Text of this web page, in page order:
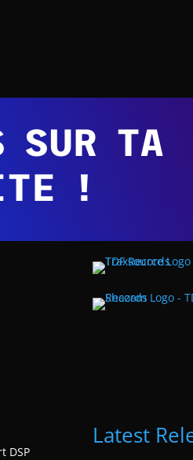
SUR TA
!
DSP
Latest